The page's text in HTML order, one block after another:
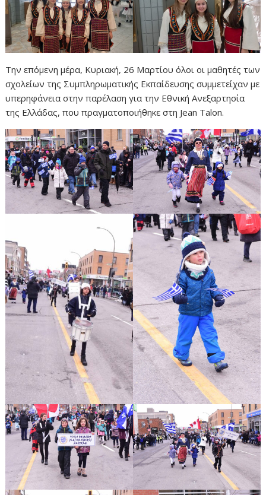
Την επόμενη μέρα, Κυριακή, 26 Μαρτίου όλοι οι μαθητές των
σχολείων της Συμπληρωματικής Εκπαίδευσης συμμετείχαν με
υπερηφάνεια στην παρέλαση για την Εθνική Ανεξαρτησία
της Ελλάδας, που πραγματοποιήθηκε στη Jean Talon.